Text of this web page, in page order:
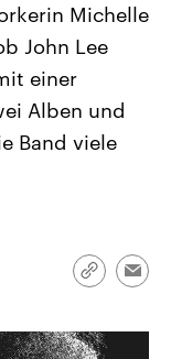
Beiträge,
und
die Vereinigten
mächtigsten Ländern
Einfluss auf
Michelle
John Lee
einer
Alben und
Band viele
Link